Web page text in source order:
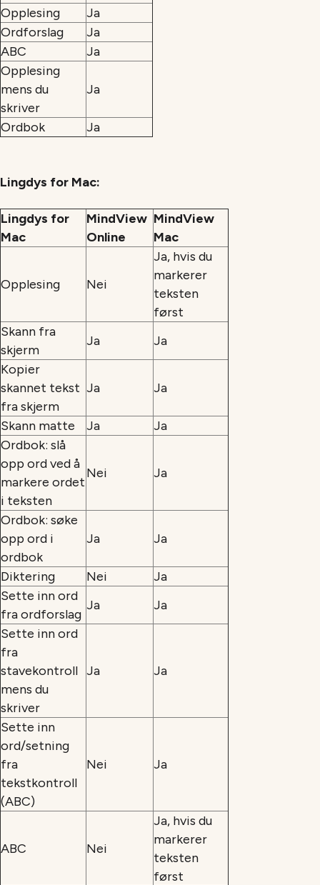
Opplesing
Ja
Ordforslag
Ja
ABC
Ja
Opplesing
mens du
skriver
Ja
Ordbok Ja
Lingdys for Mac:
Lingdys for
Mac
MindView
Online
MindView
Mac
Opplesing Nei
Ja, hvis du
markerer
teksten
først
Skann fra
skjerm
Ja
Ja
Kopier
skannet tekst
fra skjerm
Ja Ja
Skann matte Ja
Ja
Ordbok: slå
opp ord ved å
markere ordet
i teksten
Nei Ja
Ordbok: søke
opp ord i
ordbok
Ja Ja
Diktering Nei
Ja
Sette inn ord
fra ordforslag
Ja
Ja
Sette inn ord
fra
stavekontroll
mens du
skriver
Ja Ja
Sette inn
ord/setning
fra
tekstkontroll
(ABC)
Nei Ja
ABC Nei
Ja, hvis du
markerer
teksten
først